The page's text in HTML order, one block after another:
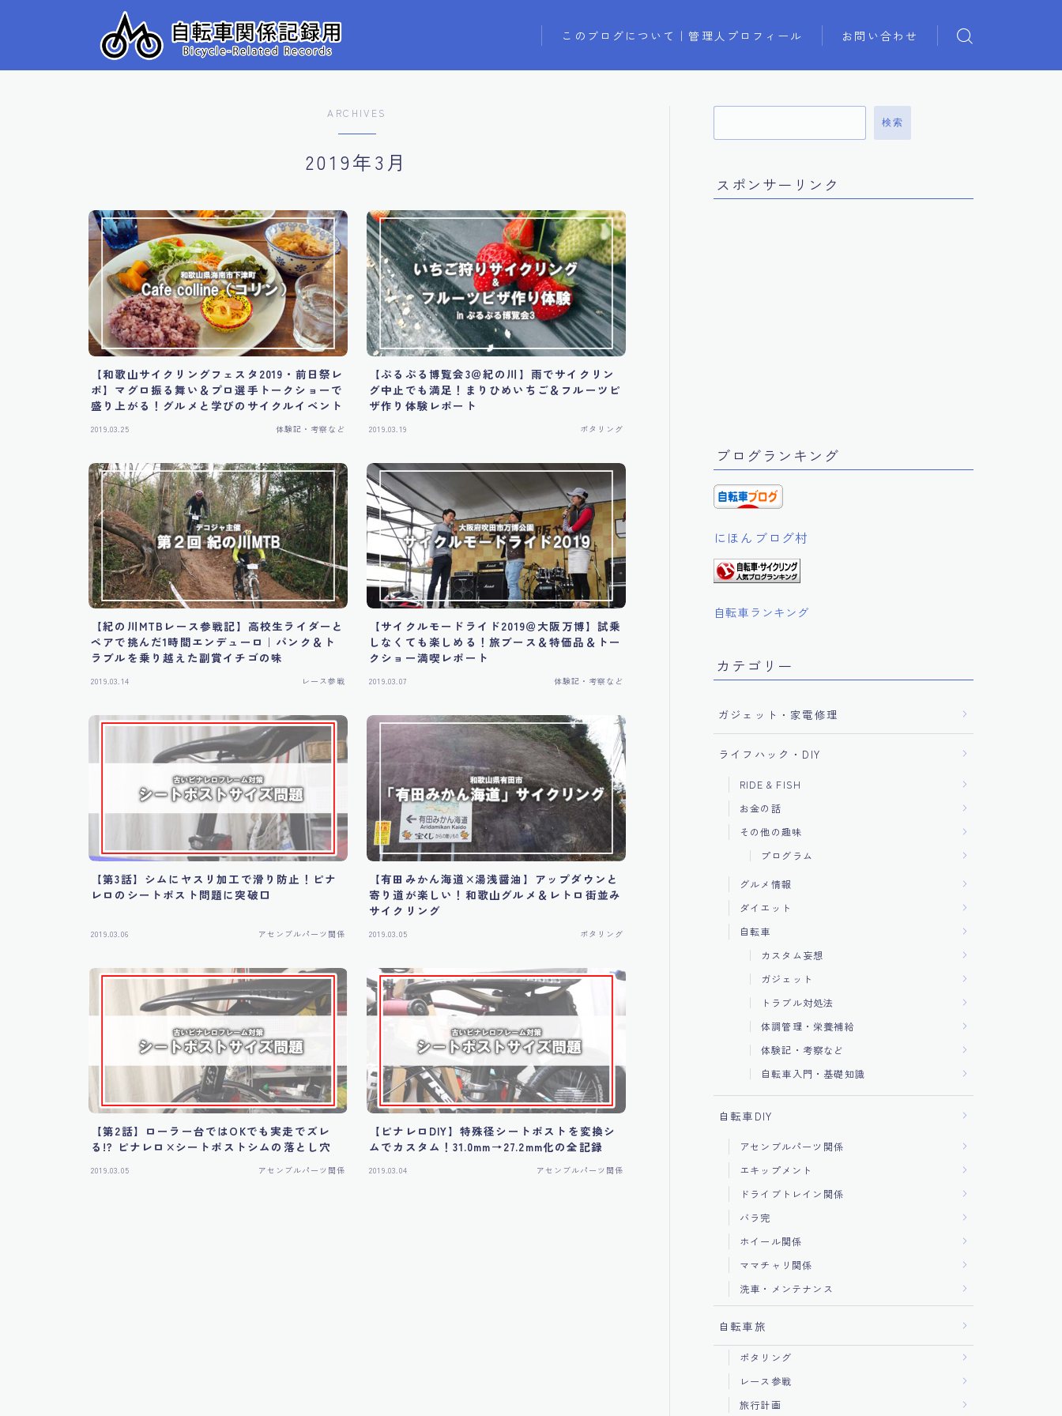
このブログについて｜管理人プロフィール お問い合わせ
ARCHIVES
2019年3月
【和歌山サイクリングフェスタ2019・前日祭レ
ポ】マグロ振る舞い＆プロ選手トークショーで
盛り上がる！グルメと学びのサイクルイベント
2019.03.25 体験記・考察など
【ぷるぷる博覧会3＠紀の川】雨でサイクリン
グ中止でも満足！まりひめいちご＆フルーツピ
ザ作り体験レポート
2019.03.19 ポタリング
【紀の川MTBレース参戦記】高校生ライダーと
ペアで挑んだ1時間エンデューロ｜パンク＆ト
ラブルを乗り越えた副賞イチゴの味
2019.03.14 レース参戦
【サイクルモードライド2019＠大阪万博】試乗
しなくても楽しめる！旅ブース＆特価品＆トー
クショー満喫レポート
2019.03.07 体験記・考察など
【第3話】シムにヤスリ加工で滑り防止！ピナ
レロのシートポスト問題に突破口
2019.03.06 アセンブルパーツ関係
【有田みかん海道×湯浅醤油】アップダウンと
寄り道が楽しい！和歌山グルメ＆レトロ街並み
サイクリング
2019.03.05 ポタリング
【第2話】ローラー台ではOKでも実走でズレ
る!? ピナレロ×シートポストシムの落とし穴
2019.03.05 アセンブルパーツ関係
【ピナレロDIY】特殊径シートポストを変換シ
ムでカスタム！31.0mm→27.2mm化の全記録
2019.03.04 アセンブルパーツ関係
検索
スポンサーリンク
ブログランキング
にほんブログ村
自転車ランキング
カテゴリー
ガジェット・家電修理
ライフハック・DIY
RIDE & FISH
お金の話
その他の趣味
プログラム
グルメ情報
ダイエット
自転車
カスタム妄想
ガジェット
トラブル対処法
体調管理・栄養補給
体験記・考察など
自転車入門・基礎知識
自転車DIY
アセンブルパーツ関係
エキップメント
ドライブトレイン関係
バラ完
ホイール関係
ママチャリ関係
洗車・メンテナンス
自転車旅
ポタリング
レース参戦
旅行計画